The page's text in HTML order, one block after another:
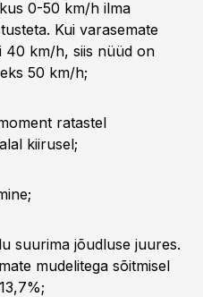
0-50 km/h ilma
Kui varasemate
40 km/h, siis nüüd on
50 km/h;
ratastel
kiirusel;
suurima jõudluse juures.
mudelitega sõitmisel